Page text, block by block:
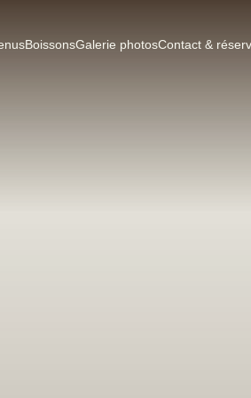
BoissonsGalerie photosContact &